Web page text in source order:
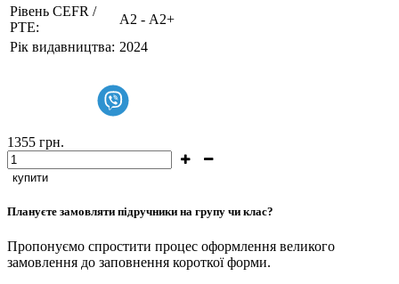
Рівень CEFR /
PTE:
А2 - А2+
Рік видавництва: 2024
1355 грн.
купити
Плануєте замовляти підручники на групу чи клас?
Пропонуємо спростити процес оформлення великого
замовлення до заповнення короткої форми.